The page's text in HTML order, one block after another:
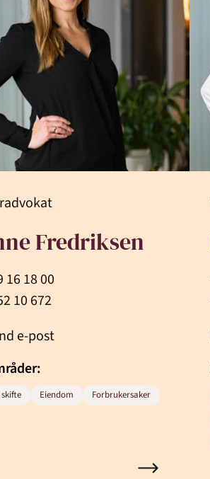
Fredriksen
16 18 00
10 672
e-post
Eiendom Forbrukersaker